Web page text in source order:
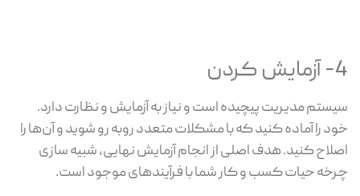
4- آزمایش کردن
سیستم مدیریت پیچیده است و نیاز به آزمایش و نظارت دارد.
خود را آماده کنید که با مشکلات متعدد روبه رو شوید و آن‌ها را
اصلاح کنید. هدف اصلی از انجام آزمایش نهایی، شبیه سازی
چرخه حیات کسب و کار شما با فرآیندهای موجود است.